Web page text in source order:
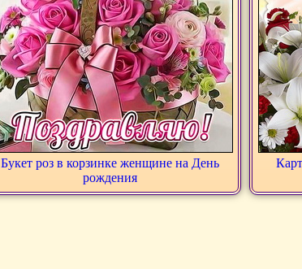
Букет роз в корзинке женщине на День
рождения